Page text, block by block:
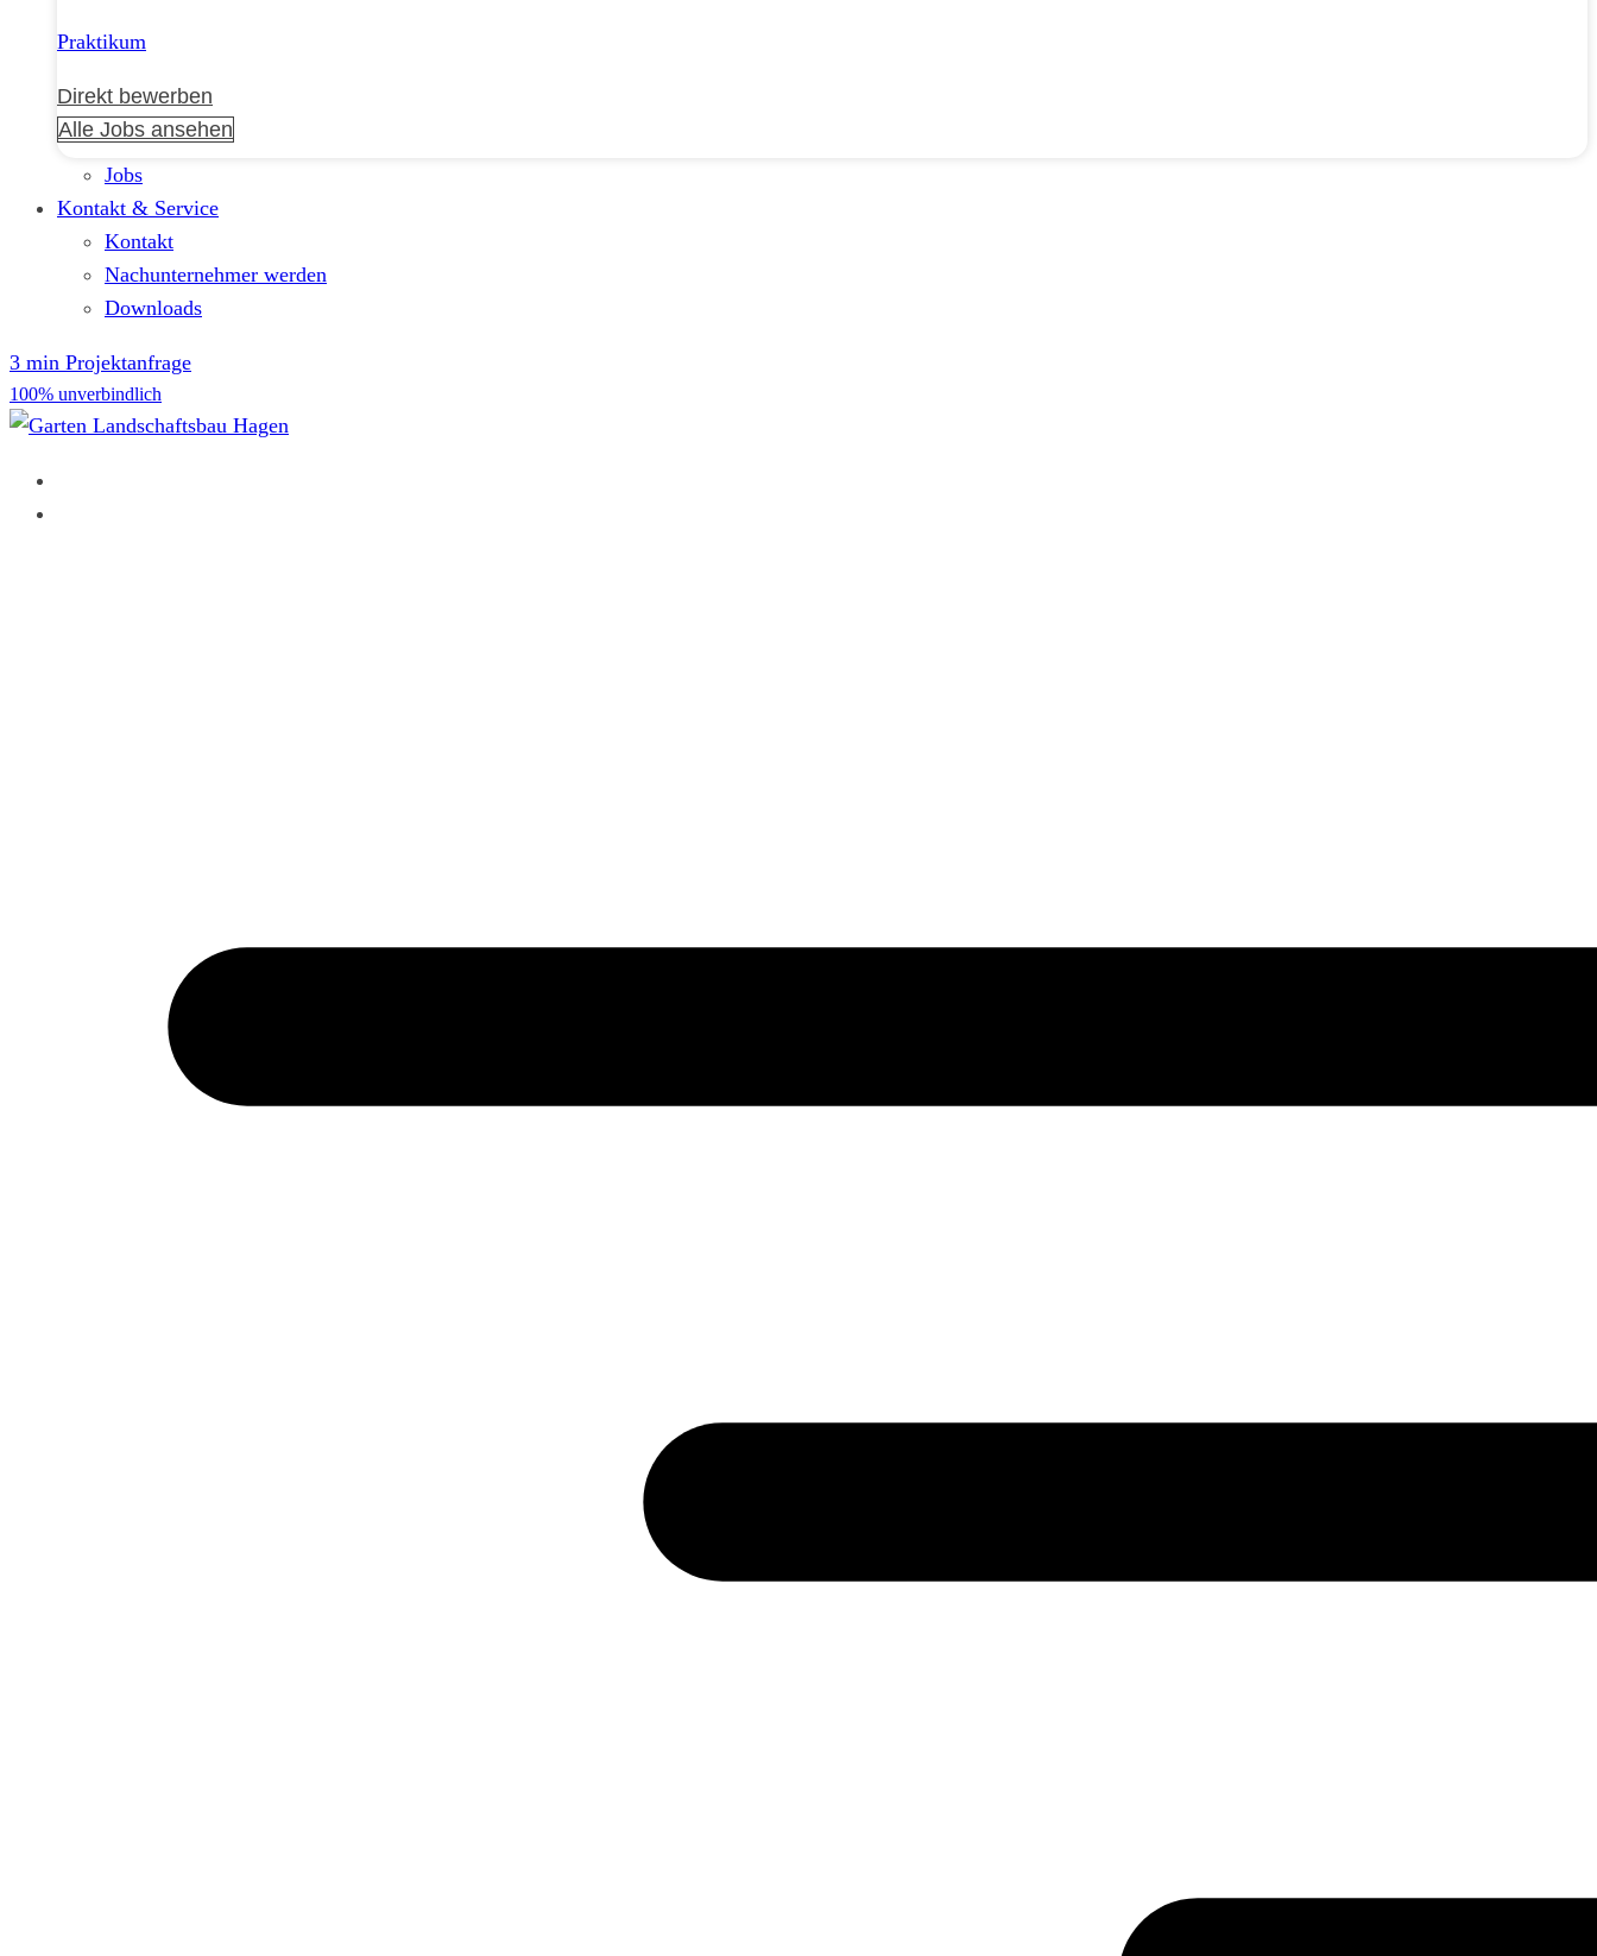
Praktikum
Direkt bewerben
Alle Jobs ansehen
Jobs
Kontakt & Service
Kontakt
Nachunternehmer werden
Downloads
3 min Projektanfrage
100% unverbindlich